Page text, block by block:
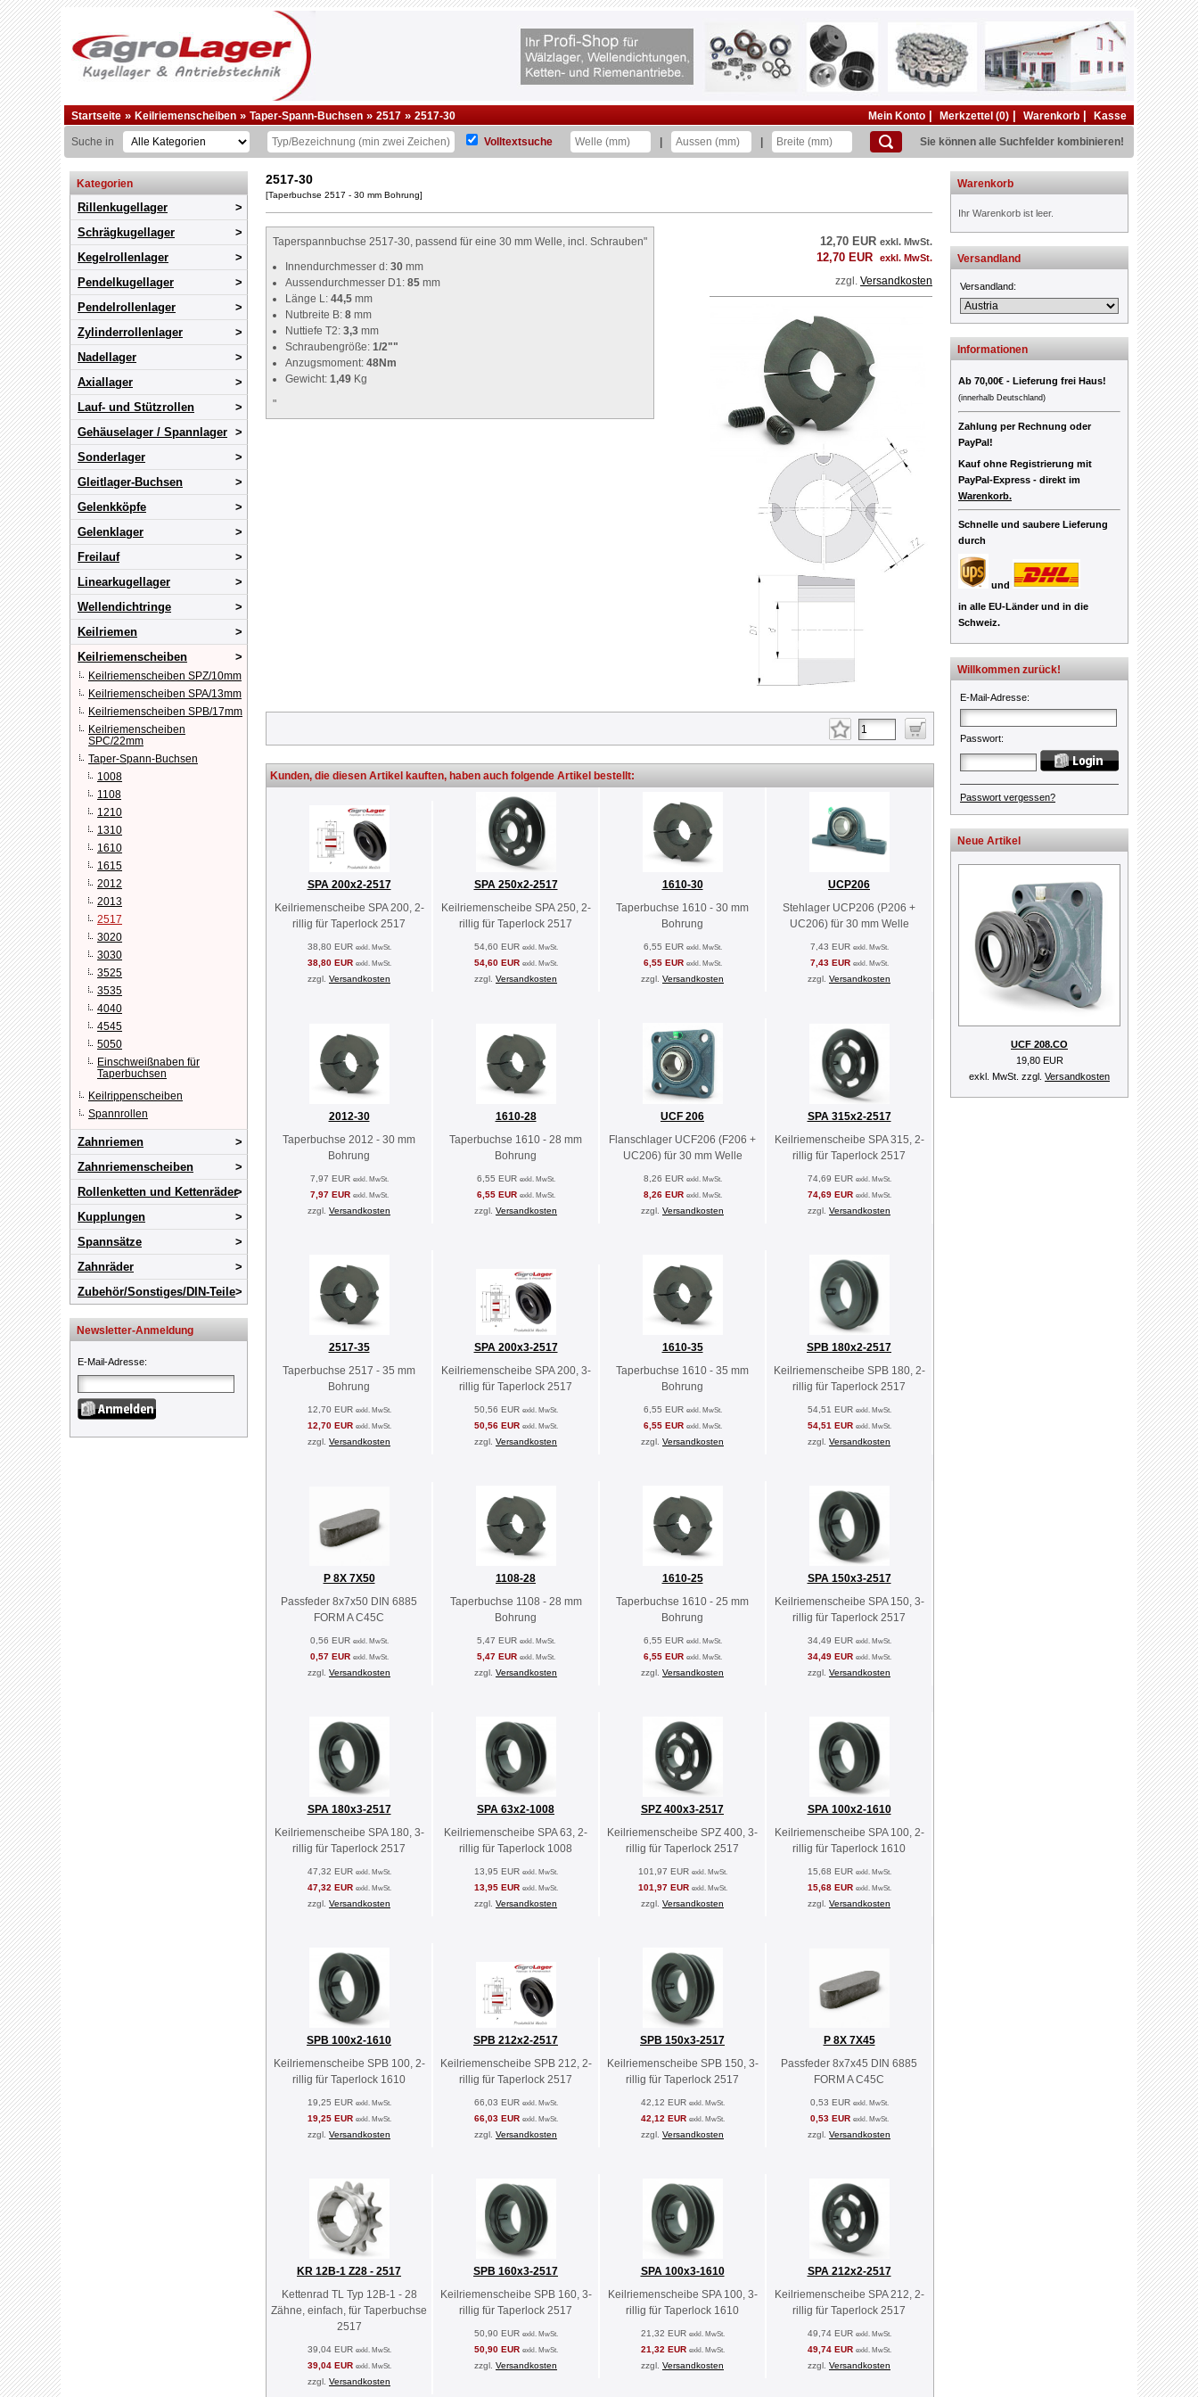
Startseite » Keilriemenscheiben » Taper-Spann-Buchsen » 2517 » 2517-30 Mein Konto Merkzettel (0) Warenkorb Kasse
Suche in Volltextsuche Sie können alle Suchfelder kombinieren!
Kategorien
Rillenkugellager
Schrägkugellager
Kegelrollenlager
Pendelkugellager
Pendelrollenlager
Zylinderrollenlager
Nadellager
Axiallager
Lauf- und Stützrollen
Gehäuselager / Spannlager
Sonderlager
Gleitlager-Buchsen
Gelenkköpfe
Gelenklager
Freilauf
Linearkugellager
Wellendichtringe
Keilriemen
Keilriemenscheiben
Keilriemenscheiben SPZ/10mm
Keilriemenscheiben SPA/13mm
Keilriemenscheiben SPB/17mm
Keilriemenscheiben
SPC/22mm
Taper-Spann-Buchsen
1008
1108
1210
1310
1610
1615
2012
2013
2517
3020
3030
3525
3535
4040
4545
5050
Einschweißnaben für
Taperbuchsen
Keilrippenscheiben
Spannrollen
Zahnriemen
Zahnriemenscheiben
Rollenketten und Kettenräder
Kupplungen
Spannsätze
Zahnräder
Zubehör/Sonstiges/DIN-Teile
Newsletter-Anmeldung
E-Mail-Adresse:
2517-30
[Taperbuchse 2517 - 30 mm Bohrung]
Taperspannbuchse 2517-30, passend für eine 30 mm Welle, incl. Schrauben"
Innendurchmesser d: 30 mm
Aussendurchmesser D1: 85 mm
Länge L: 44,5 mm
Nutbreite B: 8 mm
Nuttiefe T2: 3,3 mm
Schraubengröße: 1/2""
Anzugsmoment: 48Nm
Gewicht: 1,49 Kg
"
12,70 EUR exkl. MwSt.
12,70 EUR exkl. MwSt.
zzgl. Versandkosten
Kunden, die diesen Artikel kauften, haben auch folgende Artikel bestellt:
SPA 200x2-2517
Keilriemenscheibe SPA 200, 2-
rillig für Taperlock 2517
38,80 EUR exkl. MwSt.
38,80 EUR exkl. MwSt.
zzgl. Versandkosten
SPA 250x2-2517
Keilriemenscheibe SPA 250, 2-
rillig für Taperlock 2517
54,60 EUR exkl. MwSt.
54,60 EUR exkl. MwSt.
zzgl. Versandkosten
1610-30
Taperbuchse 1610 - 30 mm
Bohrung
6,55 EUR exkl. MwSt.
6,55 EUR exkl. MwSt.
zzgl. Versandkosten
UCP206
Stehlager UCP206 (P206 +
UC206) für 30 mm Welle
7,43 EUR exkl. MwSt.
7,43 EUR exkl. MwSt.
zzgl. Versandkosten
2012-30
Taperbuchse 2012 - 30 mm
Bohrung
7,97 EUR exkl. MwSt.
7,97 EUR exkl. MwSt.
zzgl. Versandkosten
1610-28
Taperbuchse 1610 - 28 mm
Bohrung
6,55 EUR exkl. MwSt.
6,55 EUR exkl. MwSt.
zzgl. Versandkosten
UCF 206
Flanschlager UCF206 (F206 +
UC206) für 30 mm Welle
8,26 EUR exkl. MwSt.
8,26 EUR exkl. MwSt.
zzgl. Versandkosten
SPA 315x2-2517
Keilriemenscheibe SPA 315, 2-
rillig für Taperlock 2517
74,69 EUR exkl. MwSt.
74,69 EUR exkl. MwSt.
zzgl. Versandkosten
2517-35
Taperbuchse 2517 - 35 mm
Bohrung
12,70 EUR exkl. MwSt.
12,70 EUR exkl. MwSt.
zzgl. Versandkosten
SPA 200x3-2517
Keilriemenscheibe SPA 200, 3-
rillig für Taperlock 2517
50,56 EUR exkl. MwSt.
50,56 EUR exkl. MwSt.
zzgl. Versandkosten
1610-35
Taperbuchse 1610 - 35 mm
Bohrung
6,55 EUR exkl. MwSt.
6,55 EUR exkl. MwSt.
zzgl. Versandkosten
SPB 180x2-2517
Keilriemenscheibe SPB 180, 2-
rillig für Taperlock 2517
54,51 EUR exkl. MwSt.
54,51 EUR exkl. MwSt.
zzgl. Versandkosten
P 8X 7X50
Passfeder 8x7x50 DIN 6885
FORM A C45C
0,56 EUR exkl. MwSt.
0,57 EUR exkl. MwSt.
zzgl. Versandkosten
1108-28
Taperbuchse 1108 - 28 mm
Bohrung
5,47 EUR exkl. MwSt.
5,47 EUR exkl. MwSt.
zzgl. Versandkosten
1610-25
Taperbuchse 1610 - 25 mm
Bohrung
6,55 EUR exkl. MwSt.
6,55 EUR exkl. MwSt.
zzgl. Versandkosten
SPA 150x3-2517
Keilriemenscheibe SPA 150, 3-
rillig für Taperlock 2517
34,49 EUR exkl. MwSt.
34,49 EUR exkl. MwSt.
zzgl. Versandkosten
SPA 180x3-2517
Keilriemenscheibe SPA 180, 3-
rillig für Taperlock 2517
47,32 EUR exkl. MwSt.
47,32 EUR exkl. MwSt.
zzgl. Versandkosten
SPA 63x2-1008
Keilriemenscheibe SPA 63, 2-
rillig für Taperlock 1008
13,95 EUR exkl. MwSt.
13,95 EUR exkl. MwSt.
zzgl. Versandkosten
SPZ 400x3-2517
Keilriemenscheibe SPZ 400, 3-
rillig für Taperlock 2517
101,97 EUR exkl. MwSt.
101,97 EUR exkl. MwSt.
zzgl. Versandkosten
SPA 100x2-1610
Keilriemenscheibe SPA 100, 2-
rillig für Taperlock 1610
15,68 EUR exkl. MwSt.
15,68 EUR exkl. MwSt.
zzgl. Versandkosten
SPB 100x2-1610
Keilriemenscheibe SPB 100, 2-
rillig für Taperlock 1610
19,25 EUR exkl. MwSt.
19,25 EUR exkl. MwSt.
zzgl. Versandkosten
SPB 212x2-2517
Keilriemenscheibe SPB 212, 2-
rillig für Taperlock 2517
66,03 EUR exkl. MwSt.
66,03 EUR exkl. MwSt.
zzgl. Versandkosten
SPB 150x3-2517
Keilriemenscheibe SPB 150, 3-
rillig für Taperlock 2517
42,12 EUR exkl. MwSt.
42,12 EUR exkl. MwSt.
zzgl. Versandkosten
P 8X 7X45
Passfeder 8x7x45 DIN 6885
FORM A C45C
0,53 EUR exkl. MwSt.
0,53 EUR exkl. MwSt.
zzgl. Versandkosten
KR 12B-1 Z28 - 2517
Kettenrad TL Typ 12B-1 - 28
Zähne, einfach, für Taperbuchse
2517
39,04 EUR exkl. MwSt.
39,04 EUR exkl. MwSt.
zzgl. Versandkosten
SPB 160x3-2517
Keilriemenscheibe SPB 160, 3-
rillig für Taperlock 2517
50,90 EUR exkl. MwSt.
50,90 EUR exkl. MwSt.
zzgl. Versandkosten
SPA 100x3-1610
Keilriemenscheibe SPA 100, 3-
rillig für Taperlock 1610
21,32 EUR exkl. MwSt.
21,32 EUR exkl. MwSt.
zzgl. Versandkosten
SPA 212x2-2517
Keilriemenscheibe SPA 212, 2-
rillig für Taperlock 2517
49,74 EUR exkl. MwSt.
49,74 EUR exkl. MwSt.
zzgl. Versandkosten
Warenkorb
Ihr Warenkorb ist leer.
Versandland
Versandland:
Informationen
Ab 70,00€ - Lieferung frei Haus!
(innerhalb Deutschland)
Zahlung per Rechnung oder
PayPal!
Kauf ohne Registrierung mit
PayPal-Express - direkt im
Warenkorb.
Schnelle und saubere Lieferung
durch
und
in alle EU-Länder und in die
Schweiz.
Willkommen zurück!
E-Mail-Adresse:
Passwort:
Passwort vergessen?
Neue Artikel
UCF 208.CO
19,80 EUR
exkl. MwSt. zzgl. Versandkosten